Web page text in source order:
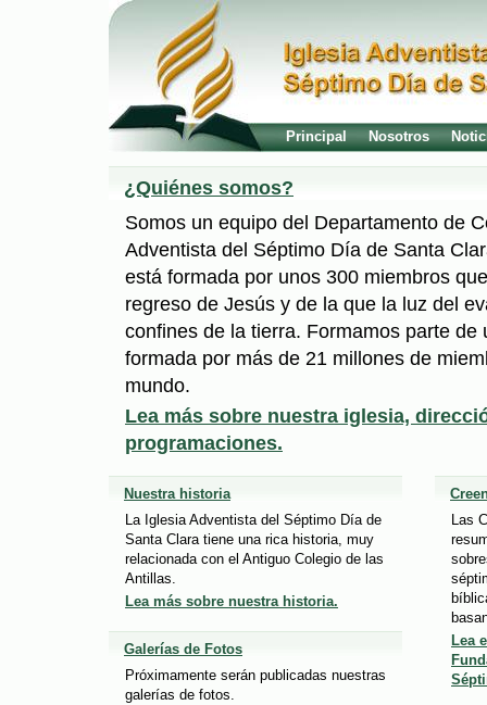
Principal Nosotros
¿Quiénes somos?
Somos un equipo del Departamento de
Adventista del Séptimo Día de Santa
está formada por unos 300 miembros
regreso de Jesús y de la que la luz del
confines de la tierra. Formamos parte de
formada por más de 21 millones de
mundo.
Lea más sobre nuestra iglesia,
programaciones.
Nuestra historia
La Iglesia Adventista del Séptimo Día de
Santa Clara tiene una rica historia, muy
relacionada con el Antiguo Colegio de las
Antillas.
Lea más sobre nuestra historia.
Galerías de Fotos
Próximamente serán publicadas nuestras
galerías de fotos.
Las
Lea